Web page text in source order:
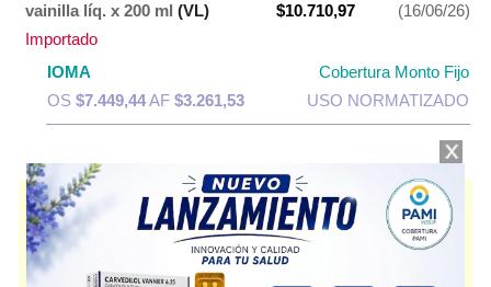
vainilla líq. x 200 ml (VL) $10.710,97
(16/06/26)
Importado
IOMA
Cobertura Monto Fijo
OS $7.449,44AF $3.261,53 USO NORMATIZADO
NOVASOURCE PROLINEcontiene proteínas+grasas+carbohid.+asoc.y
se indica como
Alimentos propós.médico específ.. Es producido por
Nestlé Health Science
y cuenta con 1 presentación disponible.
Producto importado.